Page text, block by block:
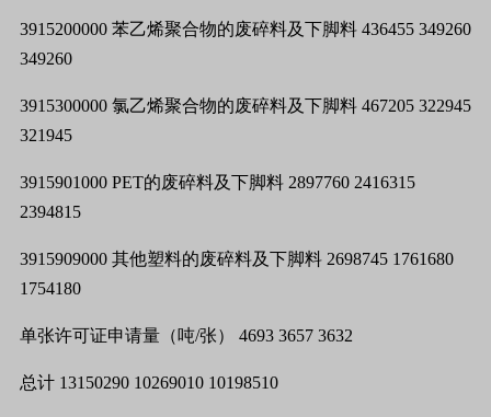
3915200000 苯乙烯聚合物的废碎料及下脚料 436455 349260
349260
3915300000 氯乙烯聚合物的废碎料及下脚料 467205 322945
321945
3915901000 PET的废碎料及下脚料 2897760 2416315
2394815
3915909000 其他塑料的废碎料及下脚料 2698745 1761680
1754180
单张许可证申请量（吨/张） 4693 3657 3632
总计 13150290 10269010 10198510